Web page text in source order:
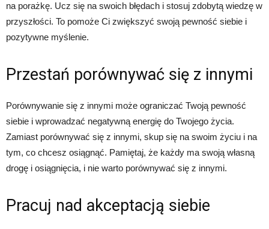
na porażkę. Ucz się na swoich błędach i stosuj zdobytą wiedzę w
przyszłości. To pomoże Ci zwiększyć swoją pewność siebie i
pozytywne myślenie.
Przestań porównywać się z innymi
Porównywanie się z innymi może ograniczać Twoją pewność
siebie i wprowadzać negatywną energię do Twojego życia.
Zamiast porównywać się z innymi, skup się na swoim życiu i na
tym, co chcesz osiągnąć. Pamiętaj, że każdy ma swoją własną
drogę i osiągnięcia, i nie warto porównywać się z innymi.
Pracuj nad akceptacją siebie